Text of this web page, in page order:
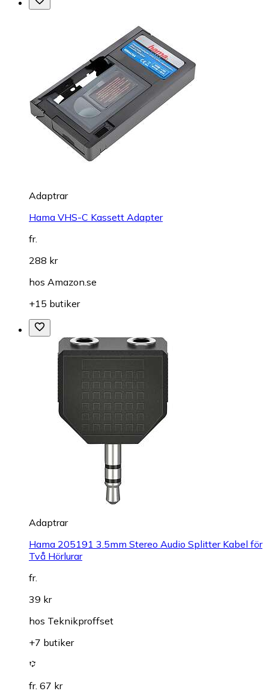
Adaptrar
Hama VHS-C Kassett Adapter
fr.
288 kr
hos Amazon.se
+15 butiker
Adaptrar
Hama 205191 3.5mm Stereo Audio Splitter Kabel för
Två Hörlurar
fr.
39 kr
hos Teknikproffset
+7 butiker
fr. 67 kr